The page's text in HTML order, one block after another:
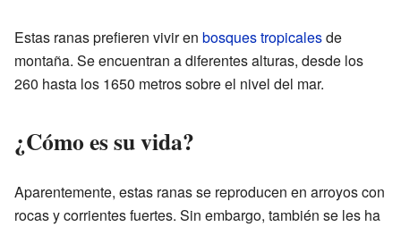
Estas ranas prefieren vivir en bosques tropicalesde
montaña. Se encuentran a diferentes alturas, desde los
260 hasta los 1650 metros sobre el nivel del mar.
¿Cómo es su vida?
Aparentemente, estas ranas se reproducen en arroyos con
rocas y corrientes fuertes. Sin embargo, también se les ha